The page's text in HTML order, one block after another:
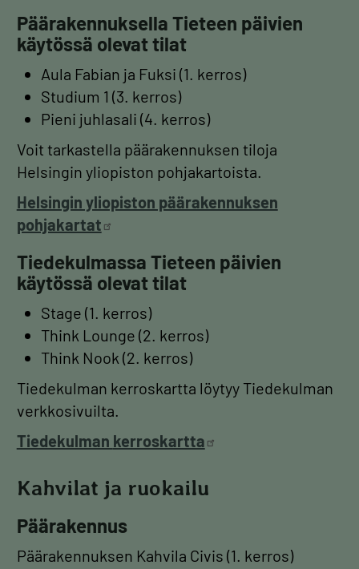
Päärakennuksella Tieteen päivien
käytössä olevat tilat
Aula Fabian ja Fuksi (1. kerros)
Studium 1 (3. kerros)
Pieni juhlasali (4. kerros)
Voit tarkastella päärakennuksen tiloja
Helsingin yliopiston pohjakartoista.
Helsingin yliopiston päärakennuksen
pohjakartat
Tiedekulmassa Tieteen päivien
käytössä olevat tilat
Stage (1. kerros)
Think Lounge (2. kerros)
Think Nook (2. kerros)
Tiedekulman kerroskartta löytyy Tiedekulman
verkkosivuilta.
Tiedekulman kerroskartta
Kahvilat ja ruokailu
Päärakennus
Päärakennuksen Kahvila Civis (1. kerros)